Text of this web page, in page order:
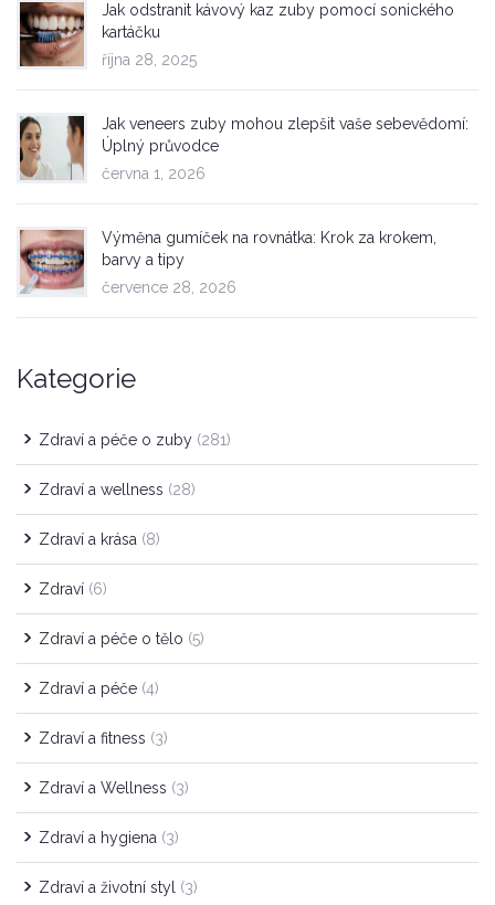
Jak odstranit kávový kaz zuby pomocí sonického
kartáčku
října 28, 2025
Jak veneers zuby mohou zlepšit vaše sebevědomí:
Úplný průvodce
června 1, 2026
Výměna gumíček na rovnátka: Krok za krokem,
barvy a tipy
července 28, 2026
Kategorie
Zdraví a péče o zuby (281)
Zdraví a wellness (28)
Zdraví a krása (8)
Zdraví (6)
Zdraví a péče o tělo (5)
Zdraví a péče (4)
Zdraví a fitness (3)
Zdraví a Wellness (3)
Zdraví a hygiena (3)
Zdraví a životní styl (3)